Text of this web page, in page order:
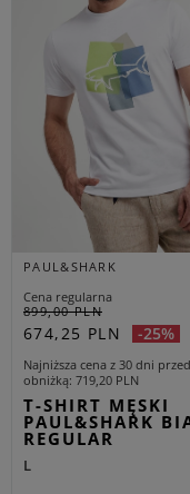
PAUL&SHARK
Cena regularna
899,00 PLN
674,25 PLN -25%
Najniższa cena z 30 dni przed
obniżką 719,20 PLN
T-SHIRT MĘSKI
PAUL&SHARK
REGULAR
L